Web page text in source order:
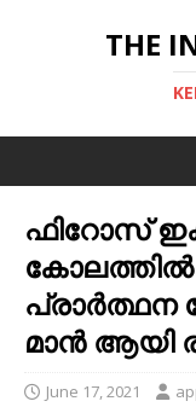
THE
ഫിറോസ്‌
കോലത്തില്‍
പ്രാര്‍ത്ഥന
മാന്‍ ആയി
June 17, 2021